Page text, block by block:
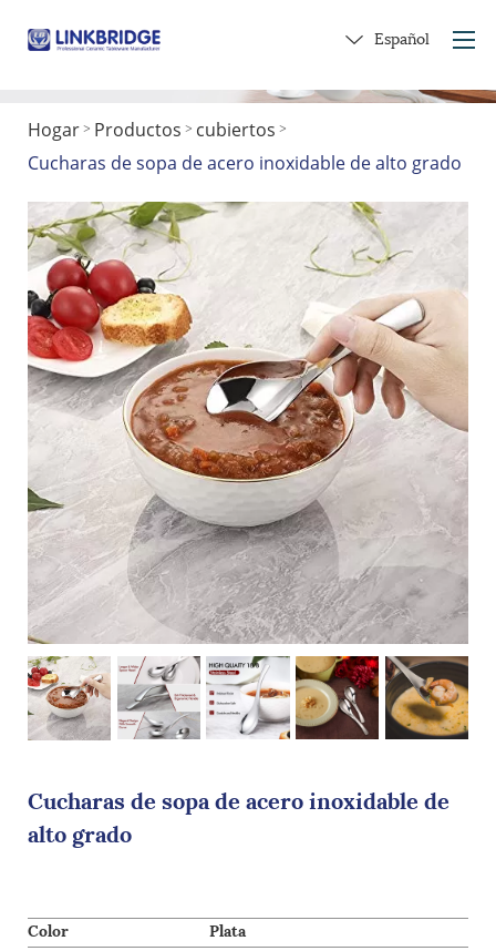
Hogar
Acerca de nosotros
Productos
Servicio
Contáctenos
Obtener un regalo
Español
Hogar > Productos > cubiertos >
Cucharas de sopa de acero inoxidable de alto grado
Cucharas de sopa de acero inoxidable de
alto grado
Color
Plata